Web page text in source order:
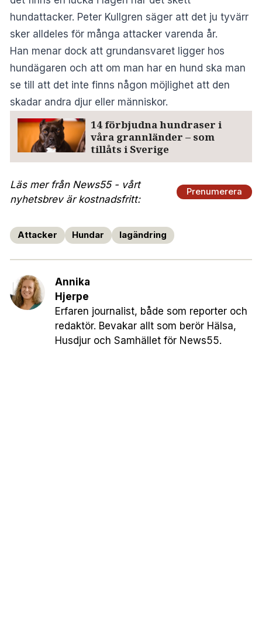
hundattacker. Peter Kullgren säger att det ju tyvärr
sker alldeles för många attacker varenda år.
Han menar dock att grundansvaret ligger hos
hundägaren och att om man har en hund ska man
se till att det inte finns någon möjlighet att den
skadar andra djur eller människor.
14 förbjudna hundraser i
våra grannländer – som
tillåts i Sverige
Läs mer från News55 - vårt
nyhetsbrev är kostnadsfritt:
Prenumerera
Attacker Hundar lagändring
Annika
Hjerpe
Erfaren journalist, både som reporter och
redaktör. Bevakar allt som berör Hälsa,
Husdjur och Samhället för News55.